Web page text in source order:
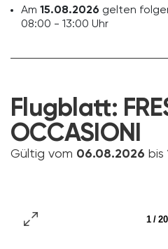
Am 15.08.2026 gelten
08:00 - 13:00 Uhr
Flugblatt:
OCCASIONI
Gültig vom 06.08.2026 bis